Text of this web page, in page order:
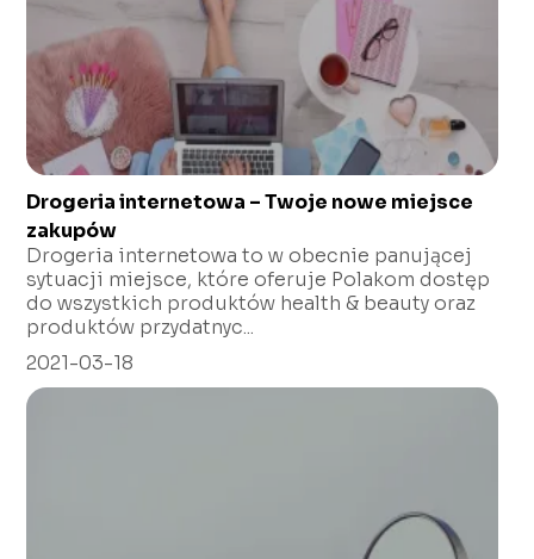
Drogeria internetowa – Twoje nowe miejsce
zakupów
Drogeria internetowa to w obecnie panującej
sytuacji miejsce, które oferuje Polakom dostęp
do wszystkich produktów health & beauty oraz
produktów przydatnyc...
2021-03-18